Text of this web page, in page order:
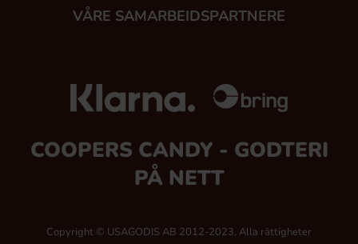
VÅRE SAMARBEIDSPARTNERE
COOPERS CANDY - GODTERI
PÅ NETT
Copyright © USAGODIS AB 2012-2023, Alla rättigheter